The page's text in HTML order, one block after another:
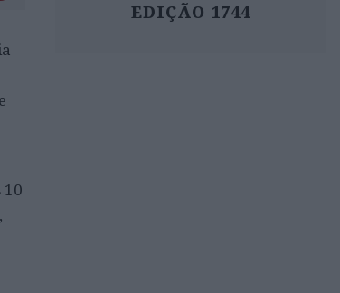
EDIÇÃO 1744